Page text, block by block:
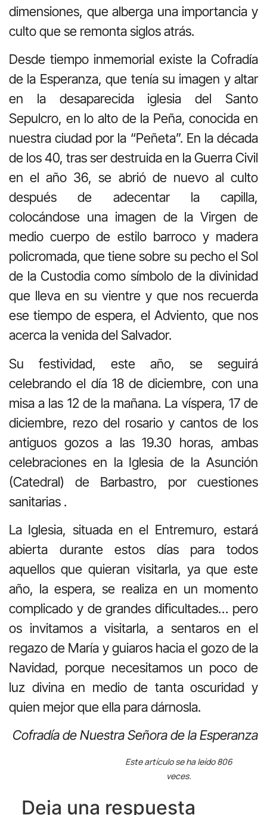
dimensiones, que alberga una importancia y
culto que se remonta siglos atrás.
Desde tiempo inmemorial existe la Cofradía
de la Esperanza, que tenía su imagen y altar
en la desaparecida iglesia del Santo
Sepulcro, en lo alto de la Peña, conocida en
nuestra ciudad por la “Peñeta”. En la década
de los 40, tras ser destruida en la Guerra Civil
en el año 36, se abrió de nuevo al culto
después de adecentar la capilla,
colocándose una imagen de la Virgen de
medio cuerpo de estilo barroco y madera
policromada, que tiene sobre su pecho el Sol
de la Custodia como símbolo de la divinidad
que lleva en su vientre y que nos recuerda
ese tiempo de espera, el Adviento, que nos
acerca la venida del Salvador.
Su festividad, este año, se seguirá
celebrando el día 18 de diciembre, con una
misa a las 12 de la mañana. La víspera, 17 de
diciembre, rezo del rosario y cantos de los
antiguos gozos a las 19.30 horas, ambas
celebraciones en la Iglesia de la Asunción
(Catedral) de Barbastro, por cuestiones
sanitarias .
La Iglesia, situada en el Entremuro, estará
abierta durante estos días para todos
aquellos que quieran visitarla, ya que este
año, la espera, se realiza en un momento
complicado y de grandes dificultades… pero
os invitamos a visitarla, a sentaros en el
regazo de María y guiaros hacia el gozo de la
Navidad, porque necesitamos un poco de
luz divina en medio de tanta oscuridad y
quien mejor que ella para dárnosla.
Cofradía de Nuestra Señora de la Esperanza
Este artículo se ha leído 806
veces.
Deja una respuesta